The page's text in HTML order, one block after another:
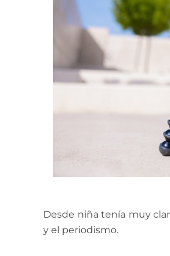
Desde niña tenía muy
y el periodismo.